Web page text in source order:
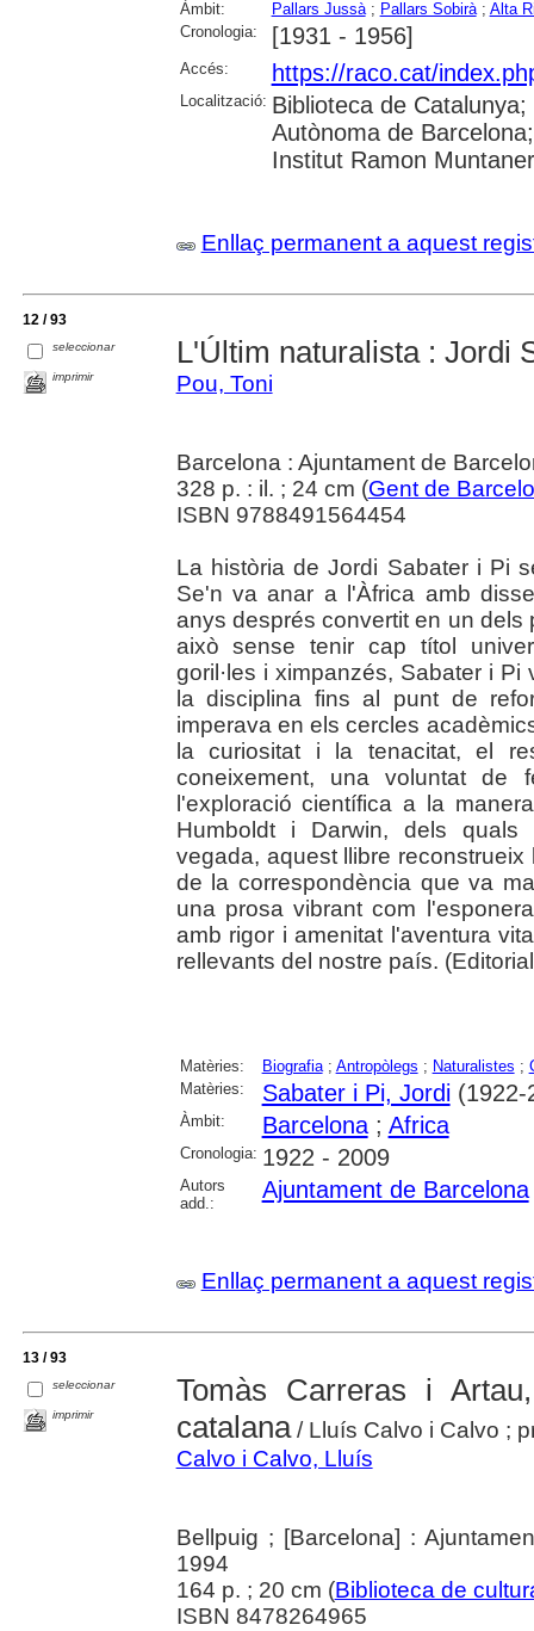
Àmbit: Pallars Jussà; Pallars Sobirà; Alta
Cronologia:
[1931 - 1956]
Accés: https://raco.cat/
Localització: Biblioteca de
Autònoma de
Institut Ramon
Enllaç permanent a aquest
12 / 93
seleccionar
imprimir
L'Últim naturalista : Jordi
Pou, Toni
Barcelona : Ajuntament de
328 p. : il. ; 24 cm (Gent de
ISBN 9788491564454
La història de Jordi Sabater i Pi
Se'n va anar a l'Àfrica amb
anys després convertit en un dels
això sense tenir cap títol
goril·les i ximpanzés, Sabater i
la disciplina fins al punt de
imperava en els cercles
la curiositat i la tenacitat, el
coneixement, una voluntat
l'exploració científica a la
Humboldt i Darwin, dels quals
vegada, aquest llibre
de la correspondència que va
una prosa vibrant com
amb rigor i amenitat l'aventura
rellevants del nostre país.
Matèries: Biografia; Antropòlegs ; Naturalistes ;
Matèries:
Sabater i Pi, Jordi(1922-
Àmbit: Barcelona; Africa
Cronologia: 1922 - 2009
Autors
add.:
Ajuntament de Barcelona
Enllaç permanent a aquest
13 / 93
seleccionar
imprimir
Tomàs Carreras i
catalana/ Lluís Calvo i Calvo ;
Calvo i Calvo, Lluís
Bellpuig ; [Barcelona] :
1994
164 p. ; 20 cm (Biblioteca de
ISBN 8478264965